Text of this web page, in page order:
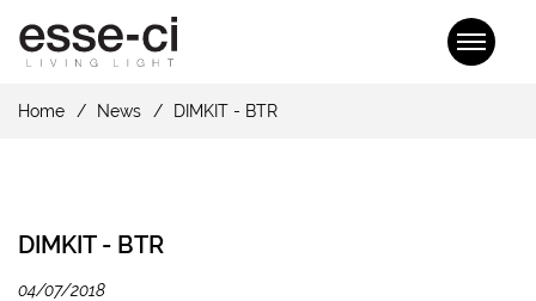
Home News DIMKIT - BTR
DIMKIT - BTR
04/07/2018